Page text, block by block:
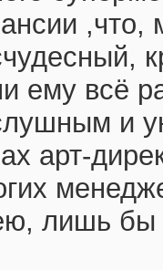
,что,
ему всё
и
арт-
лишь бы